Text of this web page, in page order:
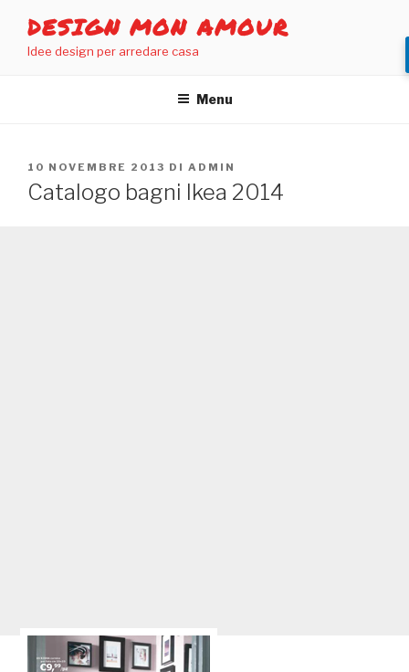
contenuto
DESIGN MON AMOUR
Idee design per arredare casa
Menu
PUBBLICATO
IL
10 NOVEMBRE 2013 DI ADMIN
Catalogo bagni Ikea 2014